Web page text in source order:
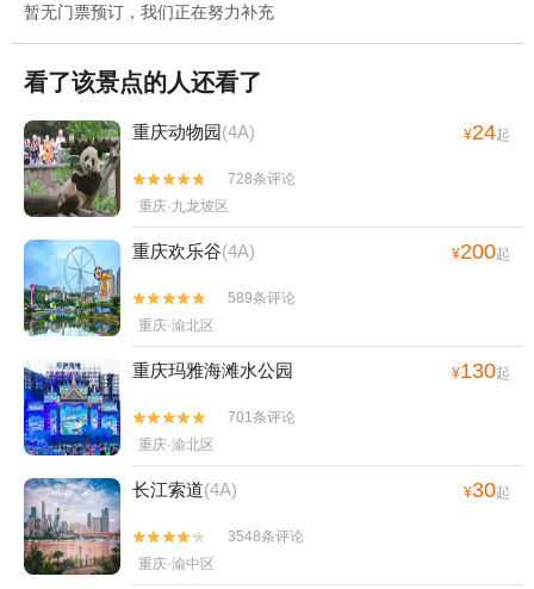
暂无门票预订，我们正在努力补充
看了该景点的人还看了
重庆动物园(4A) ¥24起


728条评论
重庆·九龙坡区
重庆欢乐谷(4A) ¥200起


589条评论
重庆·渝北区
重庆玛雅海滩水公园 ¥130起


701条评论
重庆·渝北区
长江索道(4A) ¥30起


3548条评论
重庆·渝中区